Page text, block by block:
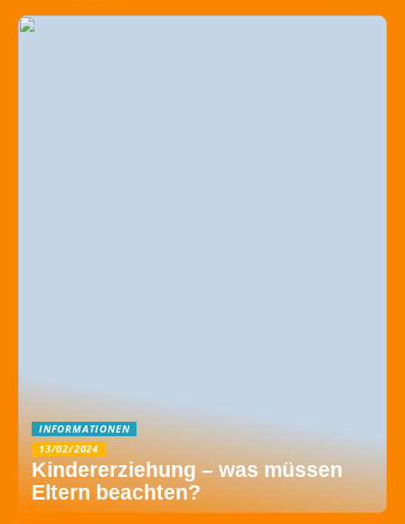
INFORMATIONEN
13/02/2024
Kindererziehung – was müssen
Eltern beachten?